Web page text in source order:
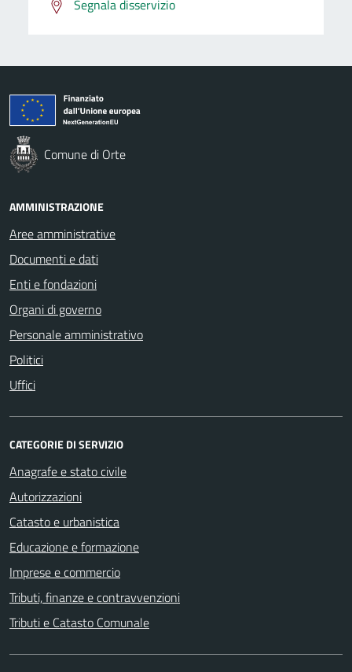
Segnala disservizio
Comune di Orte
AMMINISTRAZIONE
Aree amministrative
Documenti e dati
Enti e fondazioni
Organi di governo
Personale amministrativo
Politici
Uffici
CATEGORIE DI SERVIZIO
Anagrafe e stato civile
Autorizzazioni
Catasto e urbanistica
Educazione e formazione
Imprese e commercio
Tributi, finanze e contravvenzioni
Tributi e Catasto Comunale